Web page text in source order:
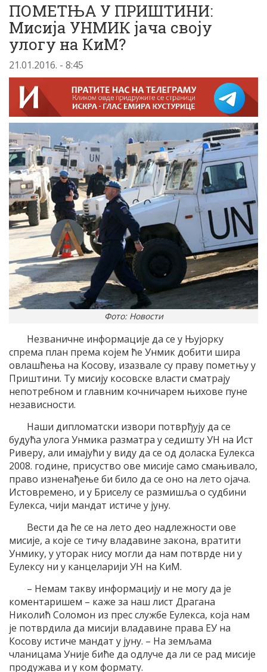
ПОМЕТЊА У ПРИШТИНИ:
Мисија УНМИК јача своју
улогу на КиМ?
21.01.2016. - 8:45
Фото: Новости
Незваничне информације да се у Њујорку
спрема план према којем ће Унмик добити шира
овлашћења на Косову, изазвале су праву пометњу у
Приштини. Ту мисију косовске власти сматрају
непотребном и главним кочничарем њихове пуне
независности.
Наши дипломатски извори потврђују да се
будућа улога Унмика разматра у седишту УН на Ист
Риверу, али имајући у виду да се од доласка Еулекса
2008. године, присуство ове мисије само смањивало,
право изненађење би било да се оно на лето ојача.
Истовремено, и у Бриселу се размишља о судбини
Еулекса, чији мандат истиче у јуну.
Вести да ће се на лето део надлежности ове
мисије, а које се тичу владавине закона, вратити
Унмику, у уторак нису могли да нам потврде ни у
Еулексу ни у канцеларији УН на КиМ.
– Немам такву информацију и не могу да је
коментаришем – каже за наш лист Драгана
Николић Соломон из прес службе Еулекса, која нам
је потврдила да мисији владавине права ЕУ на
Косову истиче мандат у јуну. – На земљама
чланицама Уније биће да одлуче да ли се рад мисије
продужава и у ком формату.